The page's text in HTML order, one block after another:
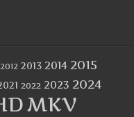
2012 2013 2014 2015
2022 2023 2024
MKV